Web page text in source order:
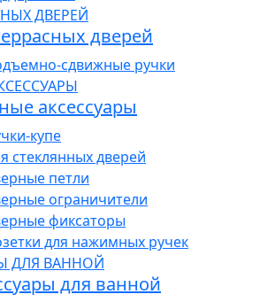
ДВЕРЕЙ
дверей
сдвижные ручки
аксессуары
купе
стеклянных дверей
петли
ограничители
фиксаторы
для нажимных ручек
ДЛЯ ВАННОЙ
для ванной